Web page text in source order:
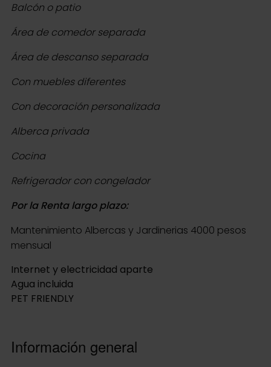
Balcón o patio
Área de comedor separada
Área de descanso separada
Con muebles diferentes
Con decoración personalizada
Alberca privada
Cocina
Refrigerador con congelador
Por la Renta largo plazo:
Mantenimiento Albercas y Jardinerias 4000 pesos
mensual
Internet y electricidad aparte
Agua incluida
PET FRIENDLY
Información general